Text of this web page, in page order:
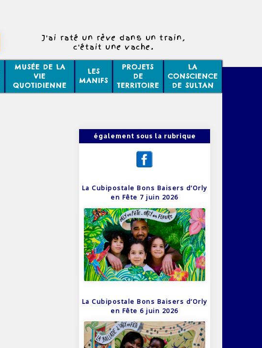
J'ai raté un rêve dans un train,
c'était une vache.
MUSÉE DE LA
VIE
QUOTIDIENNE
LES
MANIFS
PROJETS
DE
TERRITOIRE
LA
CONSCIENCE
DE SULTAN
également sous la rubrique
La Cubipostale Bons Baisers d’Orly
en Fête 7 juin 2026
La Cubipostale Bons Baisers d’Orly
en Fête 6 juin 2026